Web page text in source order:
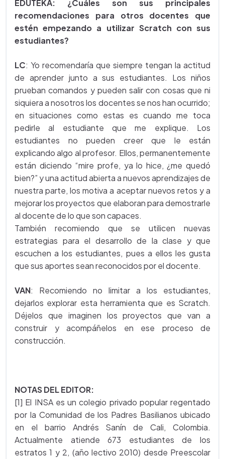
EDUTEKA: ¿Cuáles son sus principales
recomendaciones para otros docentes que
estén empezando a utilizar Scratch con sus
estudiantes?
LC: Yo recomendaría que siempre tengan la actitud
de aprender junto a sus estudiantes. Los niños
prueban comandos y pueden salir con cosas que ni
siquiera a nosotros los docentes se nos han ocurrido;
en situaciones como estas es cuando me toca
pedirle al estudiante que me explique. Los
estudiantes no pueden creer que le están
explicando algo al profesor. Ellos, permanentemente
están diciendo “mire profe, ya lo hice, ¿me quedó
bien?” y una actitud abierta a nuevos aprendizajes de
nuestra parte, los motiva a aceptar nuevos retos y a
mejorar los proyectos que elaboran para demostrarle
al docente de lo que son capaces.
También recomiendo que se utilicen nuevas
estrategias para el desarrollo de la clase y que
escuchen a los estudiantes, pues a ellos les gusta
que sus aportes sean reconocidos por el docente.
VAN: Recomiendo no limitar a los estudiantes,
dejarlos explorar esta herramienta que es Scratch.
Déjelos que imaginen los proyectos que van a
construir y acompáñelos en ese proceso de
construcción.
NOTAS DEL EDITOR:
[1] El INSA es un colegio privado popular regentado
por la Comunidad de los Padres Basilianos ubicado
en el barrio Andrés Sanín de Cali, Colombia.
Actualmente atiende 673 estudiantes de los
estratos 1 y 2, (año lectivo 2010) desde Preescolar